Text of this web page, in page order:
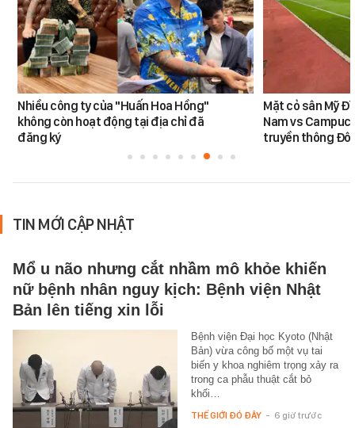
Nhiều công ty của "Huấn Hoa Hồng"
không còn hoạt động tại địa chỉ đã
đăng ký
Mặt cỏ sân Mỹ
Nam vs
truyền thông
TIN MỚI CẬP NHẬT
Mổ u não nhưng cắt nhầm mô khỏe khiến
nữ bệnh nhân nguy kịch: Bệnh viện Nhật
Bản lên tiếng xin lỗi
Bệnh viện Đại học Kyoto (Nhật
Bản) vừa công bố một vụ tai
biến y khoa nghiêm trọng xảy ra
trong ca phẫu thuật cắt bỏ
khối…
THẾ GIỚI ĐÓ ĐÂY - 6 giờ trước